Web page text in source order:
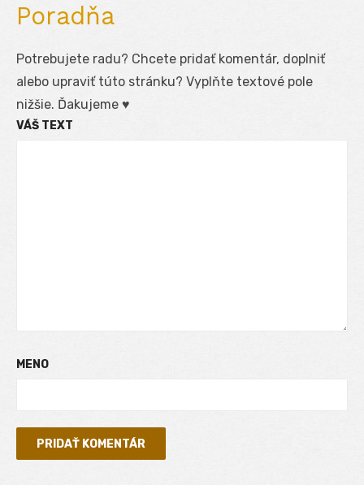
Poradňa
Potrebujete radu? Chcete pridať komentár, doplniť
alebo upraviť túto stránku? Vyplňte textové pole
nižšie. Ďakujeme ♥
VÁŠ TEXT
MENO